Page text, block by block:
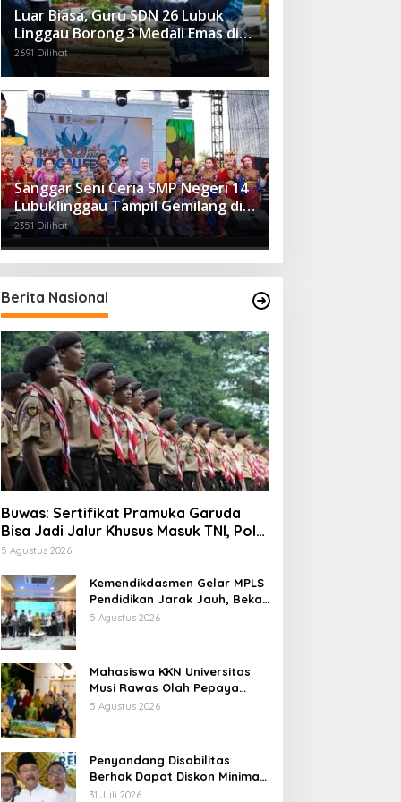
Luar Biasa, Guru SDN 26 Lubuk
Linggau Borong 3 Medali Emas di
Tiga Cabor Berbeda
2691 Dilihat
Sanggar Seni Ceria SMP Negeri 14
Lubuklinggau Tampil Gemilang di
Linggau Fest 2025
2351 Dilihat
Berita Nasional
Buwas: Sertifikat Pramuka Garuda
Bisa Jadi Jalur Khusus Masuk TNI, Polri,
dan Perguruan Tinggi
5 Agustus 2026
Kemendikdasmen Gelar MPLS
Pendidikan Jarak Jauh, Bekali
Murid Bangun Kemandirian
5 Agustus 2026
Mahasiswa KKN Universitas
Musi Rawas Olah Pepaya
Menjadi Produk Bernilai Jual
5 Agustus 2026
Penyandang Disabilitas
Berhak Dapat Diskon Minimal
20 Persen untuk Biaya
31 Juli 2026